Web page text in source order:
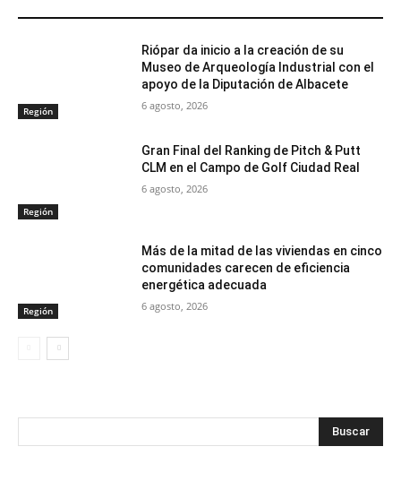
Región
Riópar da inicio a la creación de su
Museo de Arqueología Industrial con el
apoyo de la Diputación de Albacete
6 agosto, 2026
Región
Gran Final del Ranking de Pitch & Putt
CLM en el Campo de Golf Ciudad Real
6 agosto, 2026
Región
Más de la mitad de las viviendas en cinco
comunidades carecen de eficiencia
energética adecuada
6 agosto, 2026
Buscar